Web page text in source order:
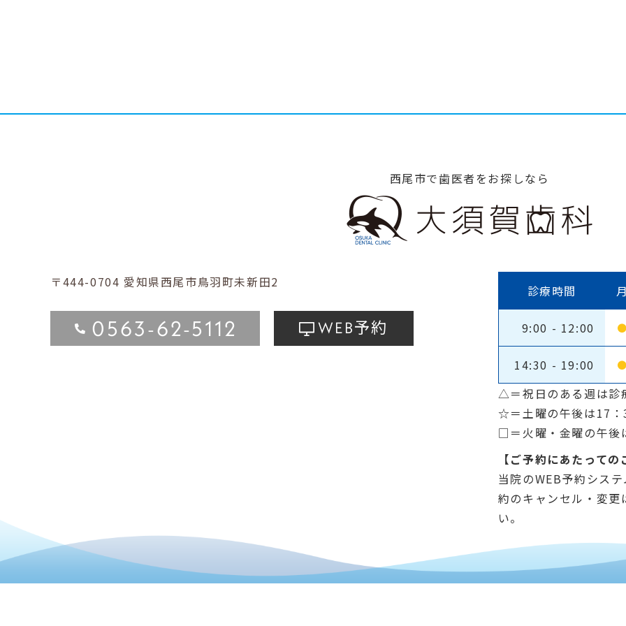
西尾市で歯医者をお探しなら
〒444-0704 愛知県西尾市鳥羽町未新田2
0563-62-5112 WEB予約
診療時間 月
9:00 - 12:00 ●
14:30 - 19:00 ●
△＝祝日のある週は診
☆＝土曜の午後は17：
□＝火曜・金曜の午後
【ご予約にあたっての
当院のWEB予約シス
約のキャンセル・変更
い。